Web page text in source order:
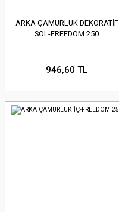
ARKA ÇAMURLUK DEKORATİF
SOL-FREEDOM 250
946,60 TL